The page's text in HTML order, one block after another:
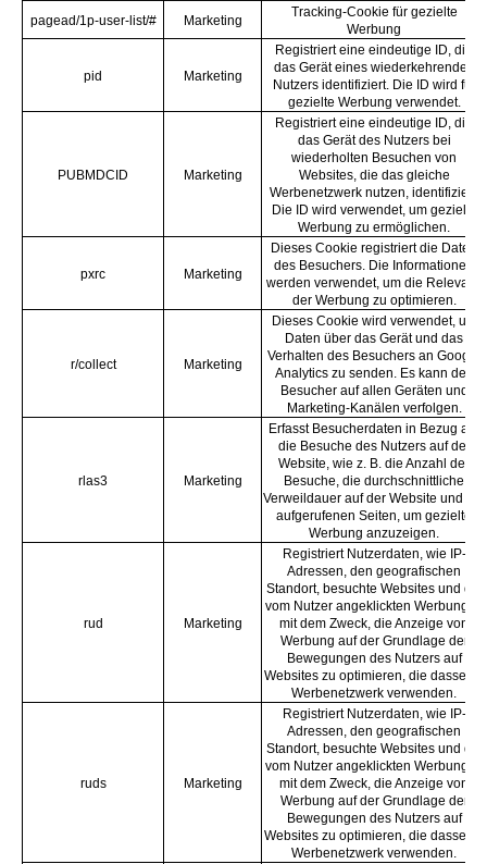
pagead/1p-user-list/#
Marketing
Tracking-Cookie für gezielte
Werbung
pid Marketing
Registriert eine eindeutige ID, die
das Gerät eines wiederkehrenden
Nutzers identifiziert. Die ID wird für
gezielte Werbung verwendet.
PUBMDCID Marketing
Registriert eine eindeutige ID, die
das Gerät des Nutzers bei
wiederholten Besuchen von
Websites, die das gleiche
Werbenetzwerk nutzen, identifiziert.
Die ID wird verwendet, um gezielte
Werbung zu ermöglichen.
pxrc Marketing
Dieses Cookie registriert die Daten
des Besuchers. Die Informationen
werden verwendet, um die Relevanz
der Werbung zu optimieren.
r/collect Marketing
Dieses Cookie wird verwendet, um
Daten über das Gerät und das
Verhalten des Besuchers an Google
Analytics zu senden. Es kann den
Besucher auf allen Geräten und
Marketing-Kanälen verfolgen.
rlas3 Marketing
Erfasst Besucherdaten in Bezug auf
die Besuche des Nutzers auf der
Website, wie z. B. die Anzahl der
Besuche, die durchschnittliche
Verweildauer auf der Website und die
aufgerufenen Seiten, um gezielte
Werbung anzuzeigen.
rud Marketing
Registriert Nutzerdaten, wie IP-
Adressen, den geografischen
Standort, besuchte Websites und die
vom Nutzer angeklickten Werbungen
mit dem Zweck, die Anzeige von
Werbung auf der Grundlage der
Bewegungen des Nutzers auf
Websites zu optimieren, die dasselbe
Werbenetzwerk verwenden.
ruds Marketing
Registriert Nutzerdaten, wie IP-
Adressen, den geografischen
Standort, besuchte Websites und die
vom Nutzer angeklickten Werbungen
mit dem Zweck, die Anzeige von
Werbung auf der Grundlage der
Bewegungen des Nutzers auf
Websites zu optimieren, die dasselbe
Werbenetzwerk verwenden.